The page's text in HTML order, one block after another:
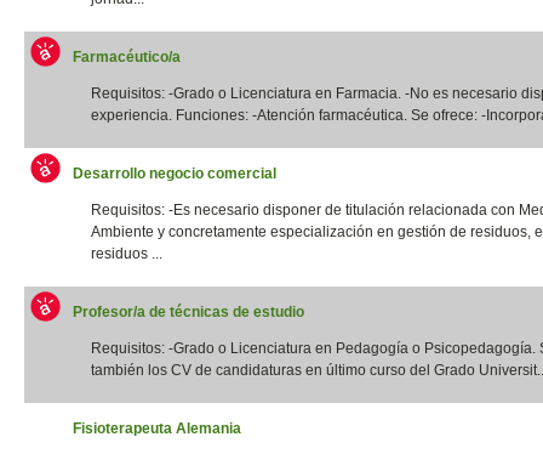
Farmacéutico/a
Requisitos: -Grado o Licenciatura en Farmacia. -No es necesario
experiencia. Funciones: -Atención farmacéutica. Se ofrece: -
Desarrollo negocio comercial
Requisitos: -Es necesario disponer de titulación relacionada con
Ambiente y concretamente especialización en gestión de residuos,
residuos ...
Profesor/a de técnicas de estudio
Requisitos: -Grado o Licenciatura en Pedagogía o Psicopedagogía.
también los CV de candidaturas en último curso del Grado
Fisioterapeuta Alemania